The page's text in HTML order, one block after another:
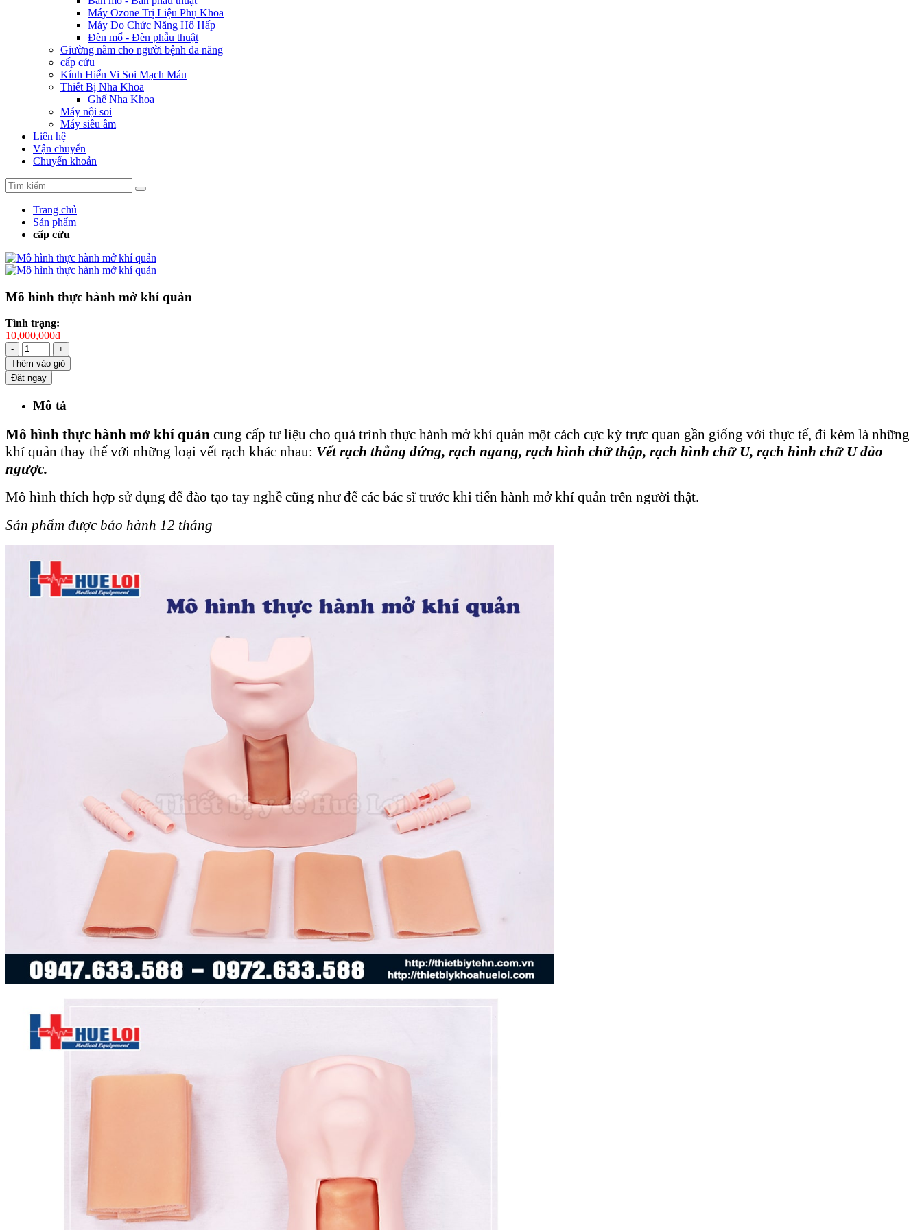
Máy Ozone Trị Liệu Phụ Khoa
Máy Đo Chức Năng Hô Hấp
Đèn mổ - Đèn phẫu thuật
Giường nằm cho người bệnh đa năng
cấp cứu
Kính Hiển Vi Soi Mạch Máu
Thiết Bị Nha Khoa
Ghế Nha Khoa
Máy nội soi
Máy siêu âm
Liên hệ
Vận chuyển
Chuyển khoản
Trang chủ
Sản phẩm
cấp cứu
Mô hình thực hành mở khí quản
Tình trạng:
10,000,000đ
-
+
Thêm vào giỏ
Đặt ngay
Mô tả
Mô hình thực hành mở khí quản cung cấp tư liệu cho quá trình thực hành mở khí quản một cách cực kỳ trực quan gần giống với thực tế, đi kèm là những
khí quản thay thế với những loại vết rạch khác nhau: Vết rạch thẳng đứng, rạch ngang, rạch hình chữ thập, rạch hình chữ U, rạch hình chữ U đảo
ngược.
Mô hình thích hợp sử dụng để đào tạo tay nghề cũng như để các bác sĩ trước khi tiến hành mở khí quản trên người thật.
Sản phẩm được bảo hành 12 tháng